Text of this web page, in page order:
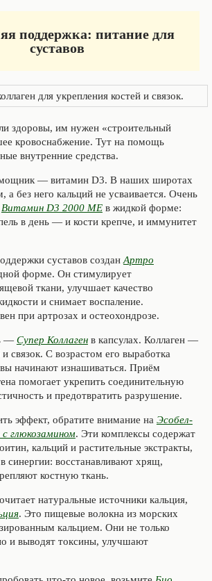
поддержка: питание для
суставов
здоровы, им нужен «строительный
кровоснабжение. Тут на помощь
внутренние средства.
— витамин D3. В наших широтах
а без него кальций не усваивается. Очень
Витамин D3 2000 МЕв жидкой форме:
в день — и кости крепче, и иммунитет
суставов созданАртро
форме. Он стимулирует
ткани, улучшает качество
и снимает воспаление.
при артрозах и остеохондрозе.
— Супер Коллагенв капсулах. Коллаген —
связок. С возрастом его выработка
начинают изнашиваться. Приём
помогает укрепить соединительную
и предотвратить разрушение.
эффект, обратите внимание на Эсобел-
глюкозамином. Эти комплексы содержат
кальций и растительные экстракты,
синергии: восстанавливают хрящ,
костную ткань.
натуральные источники кальция,
. Это пищевые волокна из морских
кальцием. Они не только
и выводят токсины, улучшают